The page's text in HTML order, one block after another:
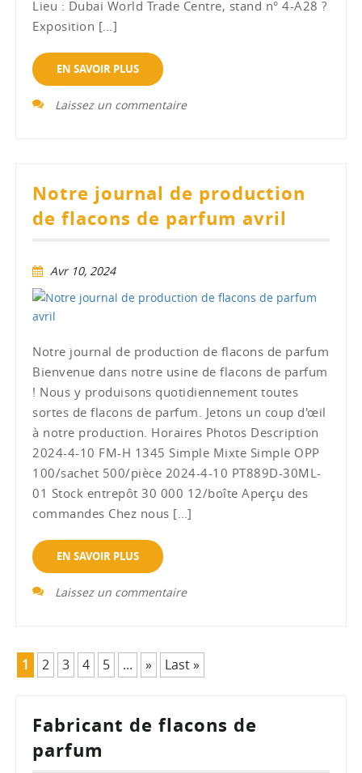
Lieu : Dubai World Trade Centre, stand n° 4-A28 ?
Exposition […]
EN SAVOIR PLUS
Laissez un commentaire
Notre journal de production
de flacons de parfum avril
Avr 10, 2024
Notre journal de production de flacons de parfum
Bienvenue dans notre usine de flacons de parfum
! Nous y produisons quotidiennement toutes
sortes de flacons de parfum. Jetons un coup d'œil
à notre production. Horaires Photos Description
2024-4-10 FM-H 1345 Simple Mixte Simple OPP
100/sachet 500/pièce 2024-4-10 PT889D-30ML-
01 Stock entrepôt 30 000 12/boîte Aperçu des
commandes Chez nous […]
EN SAVOIR PLUS
Laissez un commentaire
1 2 3 4 5 ... » Last »
Fabricant de flacons de
parfum